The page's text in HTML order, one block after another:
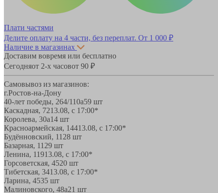
Плати частями
Делите оплату на 4 части, без переплат. От 1 000 ₽
Наличие в магазинах
Доставим вовремя или бесплатно
Сегодняот 2-х часовот 90 ₽
Самовывоз из магазинов:
г.Ростов-на-Дону
40-лет победы, 264/110а59 шт
Каскадная, 7213.08, с 17:00*
Королева, 30а14 шт
Красноармейская, 14413.08, с 17:00*
Будённовский, 11 28 шт
Базарная, 11 29 шт
Ленина, 11913.08, с 17:00*
Горсоветская, 4520 шт
Тибетская, 3413.08, с 17:00*
Ларина, 4535 шт
Малиновского, 48а21 шт